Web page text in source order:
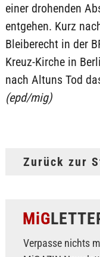
einer drohenden
entgehen. Kurz
Bleiberecht in der
Kreuz-Kirche in
nach Altuns Tod
(epd/mig)
Zurück zur
MiG
Verpasse nichts